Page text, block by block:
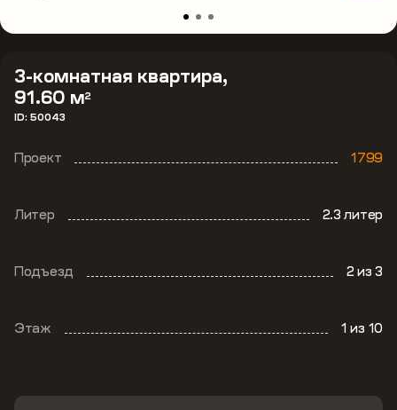
3-комнатная квартира,
91.60 м2
ID: 50043
Проект 1799
Литер 2.3 литер
Подъезд 2из 3
Этаж 1из 10